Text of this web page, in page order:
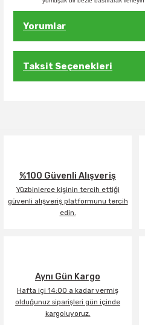
Yorumlar
Taksit Seçenekleri
%100 Güvenli Alışveriş
Yüzbinlerce kişinin tercih ettiği
güvenli alışveriş platformunu tercih
edin.
Aynı Gün Kargo
Hafta içi 14:00 a kadar vermiş
olduğunuz siparişleri gün içinde
kargoluyoruz.